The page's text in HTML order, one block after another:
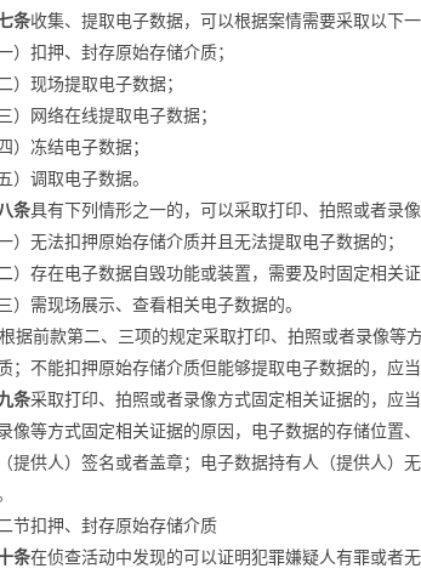
条收集、提取电子数据，可以根据案情需要采取以下
一）扣押、封存原始存储介质；
二）现场提取电子数据；
三）网络在线提取电子数据；
四）冻结电子数据；
五）调取电子数据。
条具有下列情形之一的，可以采取打印、拍照或者录
一）无法扣押原始存储介质并且无法提取电子数据的；
二）存在电子数据自毁功能或装置，需要及时固定相关证
三）需现场展示、查看相关电子数据的。
据前款第二、三项的规定采取打印、拍照或者录像等
；不能扣押原始存储介质但能够提取电子数据的，应当
条采取打印、拍照或者录像方式固定相关证据的，应
像等方式固定相关证据的原因，电子数据的存储位置
提供人）签名或者盖章；电子数据持有人（提供人）
节扣押、封存原始存储介质
条在侦查活动中发现的可以证明犯罪嫌疑人有罪或者